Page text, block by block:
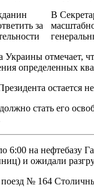
за
В
Украины отмечает,
определенных
остается
стать его
6:00 на нефтебазу
и ожидали
поезд № 164